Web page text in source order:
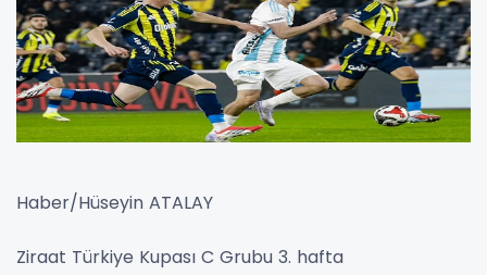
Haber/Hüseyin ATALAY
Ziraat Türkiye Kupası C Grubu 3. hafta